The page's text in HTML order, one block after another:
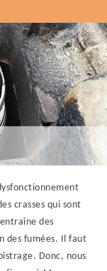
crasses qui sont
des
des fumées. Il faut
Donc, nous